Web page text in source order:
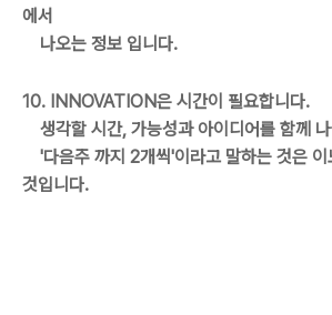
에서
나오는 정보 입니다.
10. INNOVATION은 시간이 필요합니다.
생각할 시간, 가능성과 아이디어를 함께 나
'다음주 까지 2개씩'이라고 말하는 것은 이
것입니다.